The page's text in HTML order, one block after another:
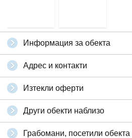
Информация за обекта
Адрес и контакти
Изтекли оферти
Други обекти наблизо
Грабомани, посетили обекта